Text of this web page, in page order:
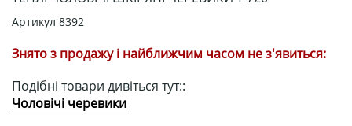
Артикул 8392
Знято з продажу і найближчим часом не з'явиться:
Подібні товари дивіться тут::
Чоловічі черевики